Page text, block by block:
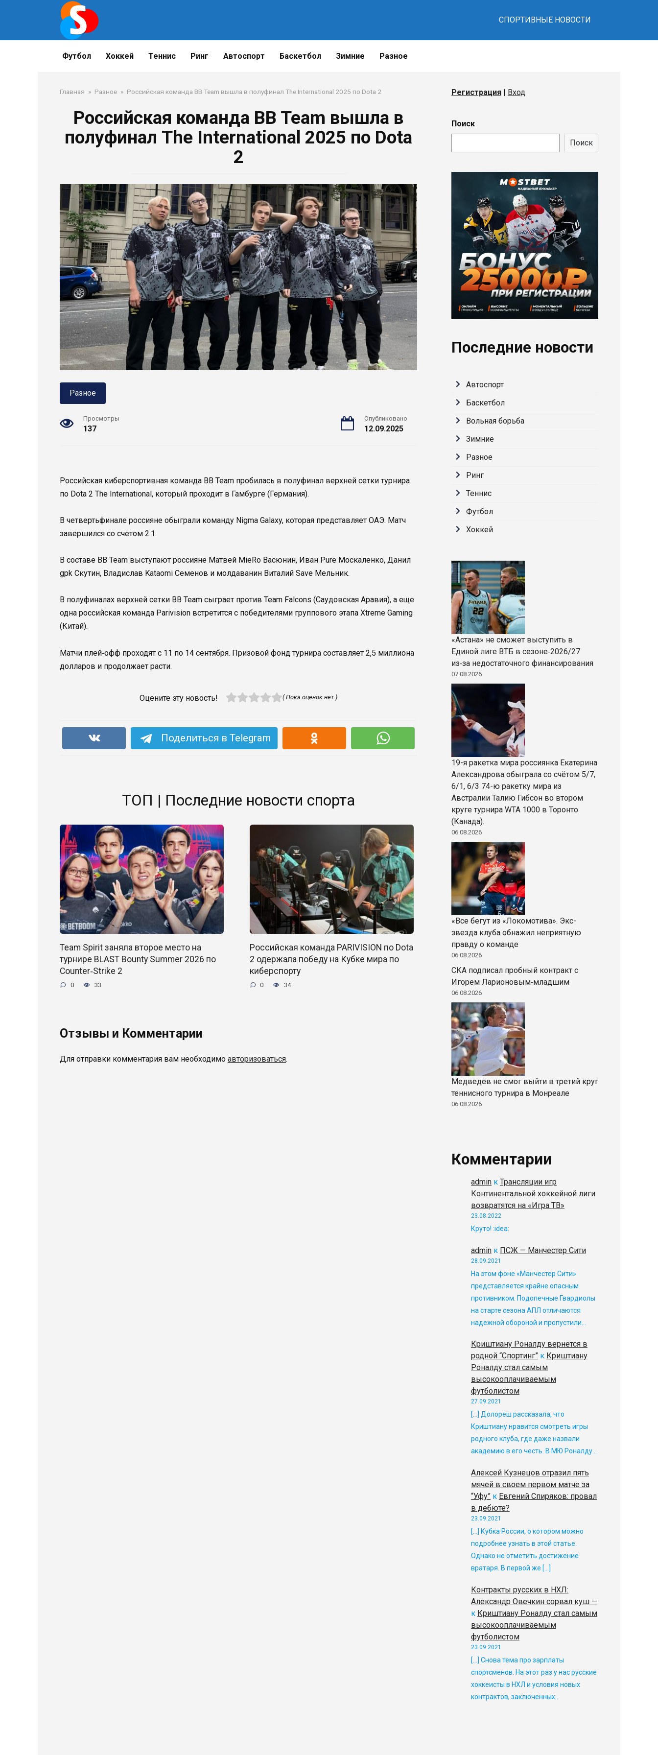
СПОРТИВНЫЕ НОВОСТИ
Футбол Хоккей Теннис Ринг Автоспорт Баскетбол Зимние Разное
Главная » Разное » Российская команда BB Team вышла в полуфинал The International 2025 по Dota 2
Российская команда BB Team вышла в
полуфинал The International 2025 по Dota
2
Разное
Просмотры
137
Опубликовано
12.09.2025
Российская киберспортивная команда BB Team пробилась в полуфинал верхней сетки турнира
по Dota 2 The International, который проходит в Гамбурге (Германия).
В четвертьфинале россияне обыграли команду Nigma Galaxy, которая представляет ОАЭ. Матч
завершился со счетом 2:1.
В составе BB Team выступают россияне Матвей MieRo Васюнин, Иван Pure Москаленко, Данил
gpk Скутин, Владислав Kataomi Семенов и молдаванин Виталий Save Мельник.
В полуфиналах верхней сетки BB Team сыграет против Team Falcons (Саудовская Аравия), а еще
одна российская команда Parivision встретится с победителями группового этапа Xtreme Gaming
(Китай).
Матчи плей‑офф проходят с 11 по 14 сентября. Призовой фонд турнира составляет 2,5 миллиона
долларов и продолжает расти.
Оцените эту новость! ( Пока оценок нет )
Поделиться в Telegram
ТОП | Последние новости спорта
Team Spirit заняла второе место на
турнире BLAST Bounty Summer 2026 по
Counter‑Strike 2
0 33
Российская команда PARIVISION по Dota
2 одержала победу на Кубке мира по
киберспорту
0 34
Отзывы и Комментарии
Для отправки комментария вам необходимо авторизоваться.
Регистрация | Вход
Поиск
Поиск
Последние новости
Автоспорт
Баскетбол
Вольная борьба
Зимние
Разное
Ринг
Теннис
Футбол
Хоккей
«Астана» не сможет выступить в
Единой лиге ВТБ в сезоне‑2026/27
из‑за недостаточного финансирования
07.08.2026
19-я ракетка мира россиянка Екатерина
Александрова обыграла со счётом 5/7,
6/1, 6/3 74-ю ракетку мира из
Австралии Талию Гибсон во втором
круге турнира WTA 1000 в Торонто
(Канада).
06.08.2026
«Все бегут из «Локомотива». Экс-
звезда клуба обнажил неприятную
правду о команде
06.08.2026
СКА подписал пробный контракт с
Игорем Ларионовым‑младшим
06.08.2026
Медведев не смог выйти в третий круг
теннисного турнира в Монреале
06.08.2026
Комментарии
admin к Трансляции игр
Континентальной хоккейной лиги
возвратятся на «Игра ТВ»
23.08.2022
Круто! :idea:
admin к ПСЖ — Манчестер Сити
28.09.2021
На этом фоне «Манчестер Сити»
представляется крайне опасным
противником. Подопечные Гвардиолы
на старте сезона АПЛ отличаются
надежной обороной и пропустили…
Криштиану Роналду вернется в
родной “Спортинг” к Криштиану
Роналду стал самым
высокооплачиваемым
футболистом
27.09.2021
[…] Долореш рассказала, что
Криштиану нравится смотреть игры
родного клуба, где даже назвали
академию в его честь. В МЮ Роналду…
Алексей Кузнецов отразил пять
мячей в своем первом матче за
“Уфу” к Евгений Спиряков: провал
в дебюте?
23.09.2021
[…] Кубка России, о котором можно
подробнее узнать в этой статье.
Однако не отметить достижение
вратаря. В первой же […]
Контракты русских в НХЛ:
Александр Овечкин сорвал куш —
к Криштиану Роналду стал самым
высокооплачиваемым
футболистом
23.09.2021
[…] Снова тема про зарплаты
спортсменов. На этот раз у нас русские
хоккеисты в НХЛ и условия новых
контрактов, заключенных…